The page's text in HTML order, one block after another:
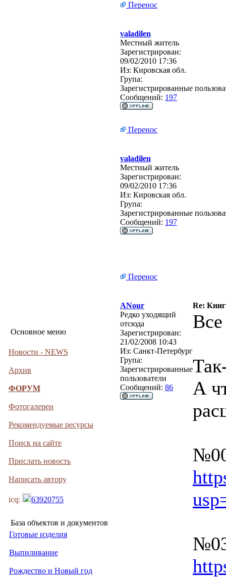
Основное меню
Новости - NEWS
Архив
ФОРУМ
Фотогалереи
Рекомендуемые ресурсы
Поиск на сайте
Прислать новость
Написать автору
icq: 63920755
База объектов и документов
Готовые изделия
Выпиливание
Рождество и Новый год
Перенос
valadilen
Местный житель
Зарегистрирован:
09/02/2010 17:36
Из: Кировская обл.
Група:
Зарегистрированные
Сообщений: 197
Перенос
valadilen
Местный житель
Зарегистрирован:
09/02/2010 17:36
Из: Кировская обл.
Група:
Зарегистрированные
Сообщений: 197
Перенос
ANour
Re:
Редко уходящий
отсюда
Зарегистрирован:
21/02/2008 10:43
Из: Санкт-Петербург
Група:
Зарегистрированные
пользователи
Сообщений: 86
А